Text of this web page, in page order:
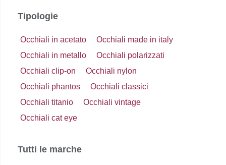
Tipologie
Occhiali in acetato
Occhiali made in italy
Occhiali in metallo
Occhiali polarizzati
Occhiali clip-on
Occhiali nylon
Occhiali phantos
Occhiali classici
Occhiali titanio
Occhiali vintage
Occhiali cat eye
Tutti le marche